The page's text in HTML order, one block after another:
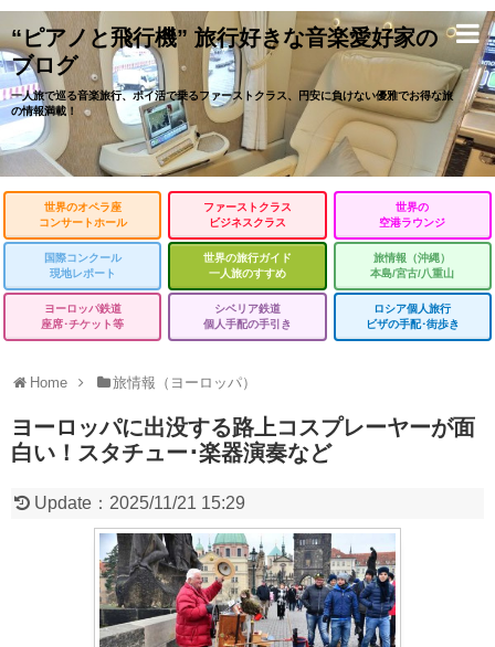
“ピアノと飛行機” 旅行好きな音楽愛好家の
ブログ
一人旅で巡る音楽旅行、ポイ活で乗るファーストクラス、円安に負けない優雅でお得な旅
の情報満載！
世界のオペラ座
コンサートホール
ファーストクラス
ビジネスクラス
世界の
空港ラウンジ
国際コンクール
現地レポート
世界の旅行ガイド
一人旅のすすめ
旅情報（沖縄）
本島/宮古/八重山
ヨーロッパ鉄道
座席･チケット等
シベリア鉄道
個人手配の手引き
ロシア個人旅行
ビザの手配･街歩き
Home 旅情報（ヨーロッパ）
ヨーロッパに出没する路上コスプレーヤーが面
白い！スタチュー･楽器演奏など
Update： 2025/11/21 15:29